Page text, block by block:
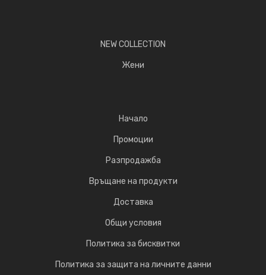
NEW COLLECTION
Жени
Начало
Промоции
Разпродажба
Връщане на продукти
Доставка
Общи условия
Политика за бисквитки
Политика за защита на личните данни